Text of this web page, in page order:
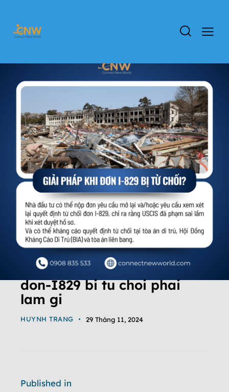
don-I829 bi tu choi phai
lam gi
HUYNH TRANG 29 Tháng 11, 2024
Published in